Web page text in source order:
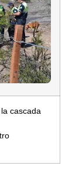
cascada